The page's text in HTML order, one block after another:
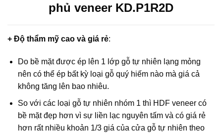
phủ veneer KD.P1R2D
+ Độ thẩm mỹ cao và giá rẻ:
Do bề mặt được ép lên 1 lớp gỗ tự nhiên lạng mỏng
nên có thể ép bất kỳ loại gỗ quý hiếm nào mà giá cả
không tăng lên bao nhiêu.
So với các loại gỗ tự nhiên nhóm 1 thì HDF veneer có
bề mặt đẹp hơn vì sự liền lạc nguyên tấm và có giá rẻ
hơn rất nhiều khoản 1/3 giá của cửa gỗ tự nhiên theo